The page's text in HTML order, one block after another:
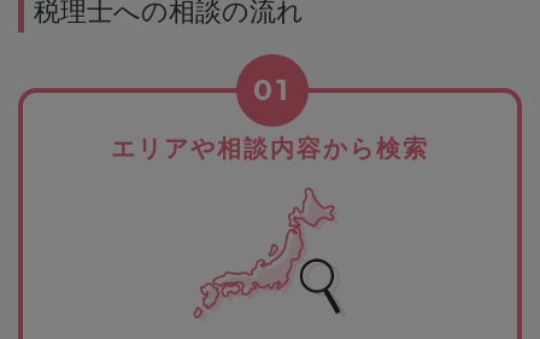
税理士への相談の流れ
エリアや相談内容から検索
01